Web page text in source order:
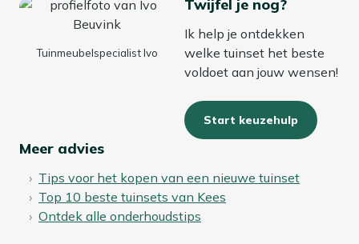
Tuinmeubelspecialist Ivo
Twijfel je nog?
Ik help je ontdekken
welke tuinset het beste
voldoet aan jouw wensen!
Start keuzehulp
Meer advies
Tips voor het kopen van een nieuwe tuinset
Top 10 beste tuinsets van Kees
Ontdek alle onderhoudstips